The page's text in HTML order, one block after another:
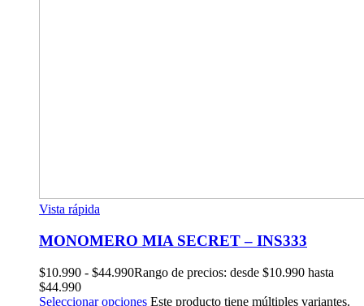
Vista rápida
MONOMERO MIA SECRET – INS333
$10.990 - $44.990Rango de precios: desde $10.990 hasta
$44.990
Seleccionar opciones Este producto tiene múltiples variantes.